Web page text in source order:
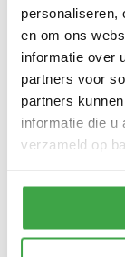
personaliseren,
en om ons
informatie over
partners voor
partners
informatie die u
verzameld op
Transport
Positie klink*